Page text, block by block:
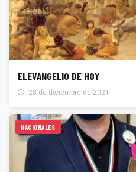
ELEVANGELIO DE HOY
28 de diciembre de 2021
NACIONALES